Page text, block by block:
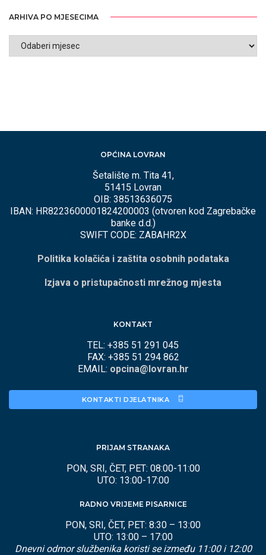
ARHIVA PO MJESECIMA
ARHIVA
PO
OPĆINA LOVRAN
Šetalište m. Tita 41,
51415 Lovran
OIB: 38513636075
IBAN: HR8223600001824200003 (otvoren kod Zagrebačke
banke d.d.)
SWIFT CODE: ZABAHR2X
Politika kolačića i zaštita osobnih podataka
Izjava o pristupačnosti mrežnog mjesta
KONTAKT
TEL: +385 51 291 045
FAX: +385 51 294 862
EMAIL: opcina@lovran.hr
KONTAKTI DJELATNIKA
PRIJAM STRANAKA
PON, SRI, ČET, PET: 08:00-11:00
UTO: 13:00-17:00
RADNO VRIJEME PISARNICE
PON, SRI, ČET, PET: 8:30 – 13:00
UTO: 13:00 – 17:00
Dnevni odmor službenika koristi se između 11:00 i 12:00